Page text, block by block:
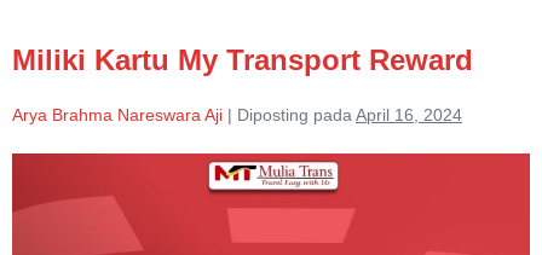
Miliki Kartu My Transport Reward
Arya Brahma Nareswara Aji | Diposting padaApril 16, 2024
Kartu